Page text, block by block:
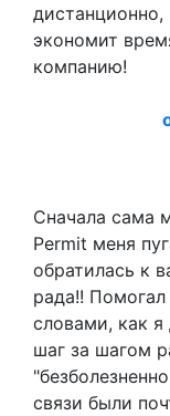
экономит
компанию!
Сначала сама
Permit меня
обратилась к
рада!!
словами, как я
шаг за шагом
связи были